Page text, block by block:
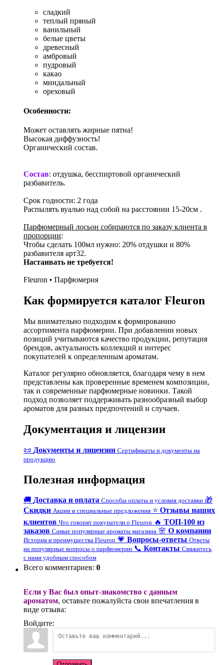
сладкий
теплый пряный
ванильный
белые цветы
древесный
амбровый
пудровый
какао
миндальный
ореховый
Особенности:
Может оставлять жирные пятна!
Высокая диффузность!
Органический состав.
Состав: отдушка, бесспиртовой органический
разбавитель.
Срок годности: 2 года
Распылять вуалью над собой на расстоянии 15-20см .
Парфюмерный лосьон собираются по заказу клиента в
пропорции:
Чтобы сделать 100мл нужно: 20% отдушки и 80%
разбавителя арт32.
Настаивать не требуется!
Fleuron • Парфюмерия
Как формируется каталог Fleuron
Мы внимательно подходим к формированию
ассортимента парфюмерии. При добавлении новых
позиций учитываются качество продукции, репутация
брендов, актуальность коллекций и интерес
покупателей к определенным ароматам.
Каталог регулярно обновляется, благодаря чему в нем
представлены как проверенные временем композиции,
так и современные парфюмерные новинки. Такой
подход позволяет поддерживать разнообразный выбор
ароматов для разных предпочтений и случаев.
Документация и лицензии
📜 Документы и лицензии Сертификаты и документы на
продукцию
Полезная информация
🚚 Доставка и оплата Способы оплаты и условия доставки 🎁
Скидки Акции и специальные предложения ⭐ Отзывы наших
клиентов Что говорят покупатели о Fleuron 🔥 ТОП-100 из
заказов Самые популярные ароматы магазина 🌸 О компании
История и преимущества Fleuron 💗 Вопросы-ответы Ответы
на популярные вопросы о парфюмерии 📞 Контакты Свяжитесь
с нами удобным способом
Всего комментариев: 0
Если у Вас был опыт-знакомство с данным
ароматом, оставьте пожалуйста свои впечатления в
виде отзыва:
Войдите: